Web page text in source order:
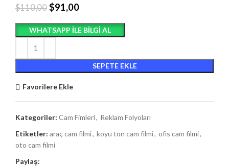
$110,00 $91,00
WHATSAPP ILE BILGI AL
SEPETE EKLE
Favorilere Ekle
Kategoriler: Cam Fimleri, Reklam Folyoları
Etiketler: araç cam filmi, koyu ton cam filmi, ofis cam filmi,
oto cam filmi
Paylaş: